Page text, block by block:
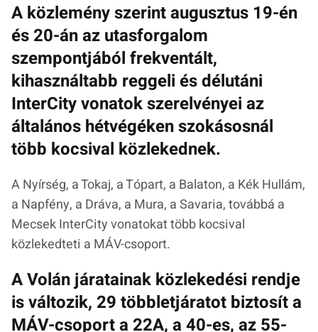
A közlemény szerint augusztus 19-én
és 20-án az utasforgalom
szempontjából frekventált,
kihasználtabb reggeli és délutáni
InterCity vonatok szerelvényei az
általános hétvégéken szokásosnál
több kocsival közlekednek.
A Nyírség, a Tokaj, a Tópart, a Balaton, a Kék Hullám,
a Napfény, a Dráva, a Mura, a Savaria, továbbá a
Mecsek InterCity vonatokat több kocsival
közlekedteti a MÁV-csoport.
A Volán járatainak közlekedési rendje
is változik, 29 többletjáratot biztosít a
MÁV-csoport a 22A, a 40-es, az 55-